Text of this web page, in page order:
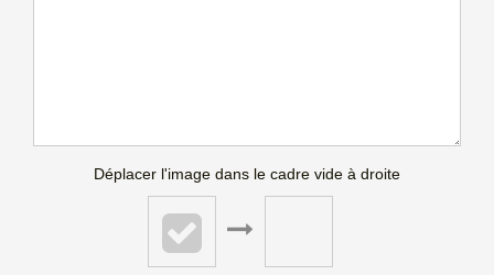
Déplacer l'image dans le cadre vide à droite